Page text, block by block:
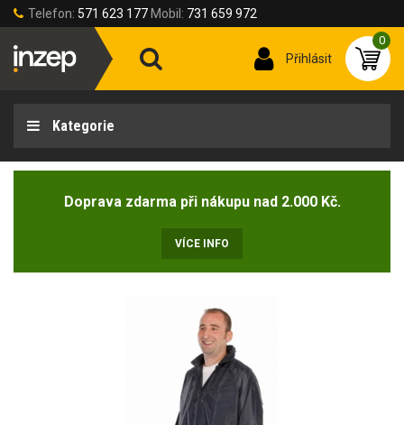
Telefon: 571 623 177 Mobil: 731 659 972
Přihlásit
0
Kategorie
Doprava zdarma při nákupu nad 2.000 Kč.
VÍCE INFO